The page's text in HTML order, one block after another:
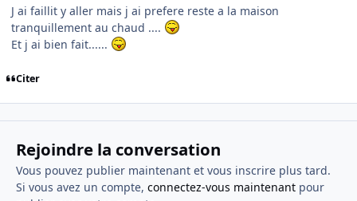
J ai faillit y aller mais j ai prefere reste a la maison
tranquillement au chaud ....
Et j ai bien fait......
Citer
Rejoindre la conversation
Vous pouvez publier maintenant et vous inscrire plus tard.
Si vous avez un compte, connectez-vous maintenantpour